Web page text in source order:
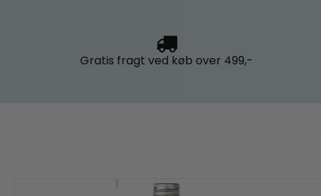
Gratis fragt ved køb over 499,-